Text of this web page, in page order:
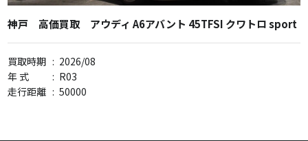
神戸 高価買取 アウディ A6アバント 45TFSI クワトロ sport
買取時期 : 2026/08
年 式
: R03
走行距離 : 50000